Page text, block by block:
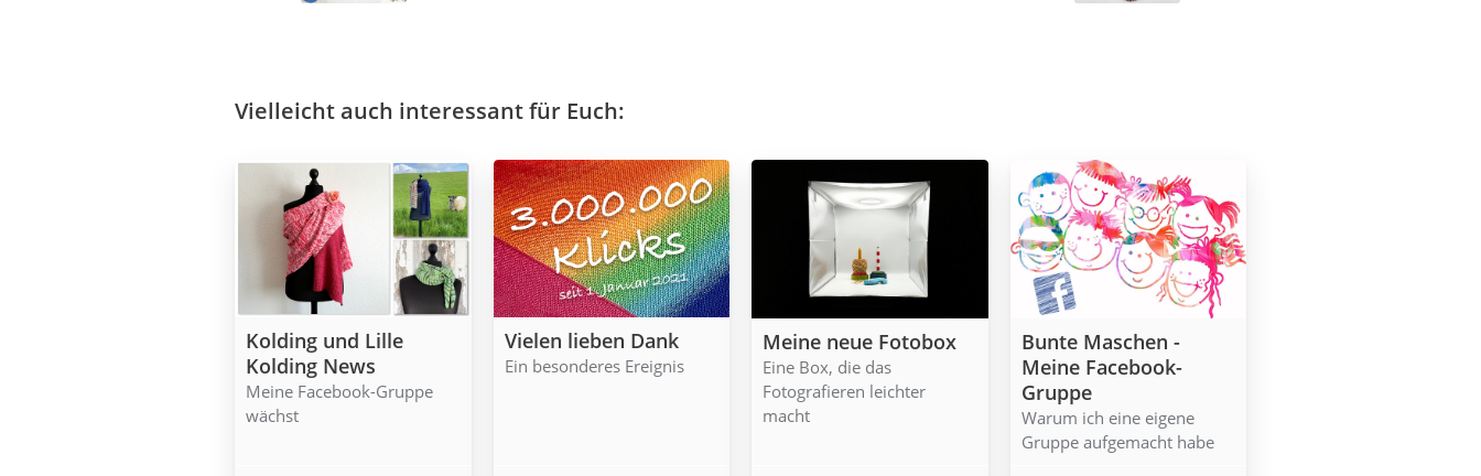
Vielleicht auch interessant für Euch:
Kolding und Lille
Kolding News
Meine Facebook-Gruppe
wächst
Vielen lieben Dank
Ein besonderes Ereignis
Meine neue Fotobox
Eine Box, die das
Fotografieren leichter
macht
Bunte Maschen -
Meine Facebook-
Gruppe
Warum ich eine eigene
Gruppe aufgemacht habe